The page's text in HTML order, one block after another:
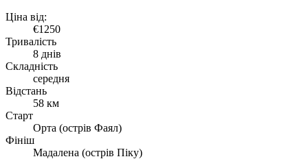
Ціна від:
€1250
Тривалість
8 днів
Складність
середня
Відстань
58 км
Старт
Орта (острів Фаял)
Фініш
Мадалена (острів Піку)